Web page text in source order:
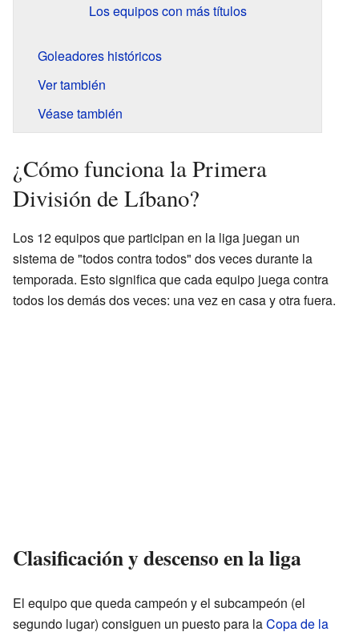
Los equipos con más títulos
Goleadores históricos
Ver también
Véase también
¿Cómo funciona la Primera
División de Líbano?
Los 12 equipos que participan en la liga juegan un
sistema de "todos contra todos" dos veces durante la
temporada. Esto significa que cada equipo juega contra
todos los demás dos veces: una vez en casa y otra fuera.
Clasificación y descenso en la liga
El equipo que queda campeón y el subcampeón (el
segundo lugar) consiguen un puesto para laCopa de la